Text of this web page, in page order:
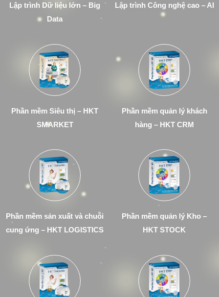
Lập trình Dữ liệu lớn – Big
Data
Lập trình Công nghệ cao – AI
Phần mềm Siêu thị – HKT
SMARKET
Phần mềm quản lý khách
hàng – HKT CRM
Phần mềm sản xuất và chuỗi
cung ứng – HKT LOGISTICS
Phần mềm quản lý Kho –
HKT STOCK